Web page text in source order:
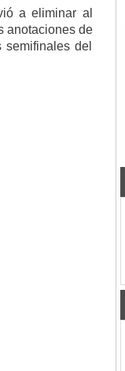
a eliminar al
anotaciones de
del